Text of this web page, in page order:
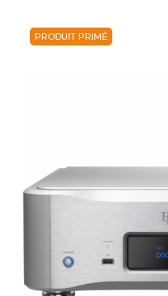
PRODUIT PRIMÉ